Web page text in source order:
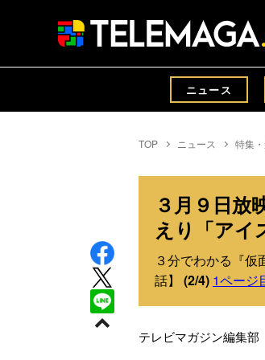
ニュース
TOP ニュース 特集
３月９日放
えり「アイ
３分でわかる『
話】 (2/4) 1ページ
テレビマガジン編集部